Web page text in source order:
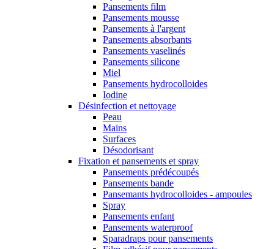
Pansements film
Pansements mousse
Pansements à l'argent
Pansements absorbants
Pansements vaselinés
Pansements silicone
Miel
Pansements hydrocolloides
Iodine
Désinfection et nettoyage
Peau
Mains
Surfaces
Désodorisant
Fixation et pansements et spray
Pansements prédécoupés
Pansements bande
Pansemants hydrocolloides - ampoules
Spray
Pansements enfant
Pansements waterproof
Sparadraps pour pansements